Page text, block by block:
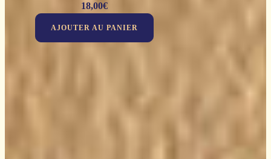
18,00€
AJOUTER AU PANIER